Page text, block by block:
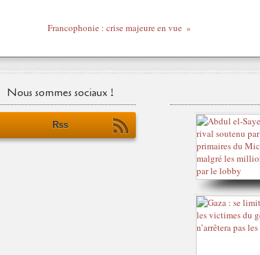
Francophonie : crise majeure en vue
Nous sommes sociaux !
Rss